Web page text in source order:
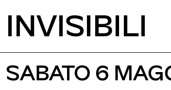
INVISIBILI
SABATO 6